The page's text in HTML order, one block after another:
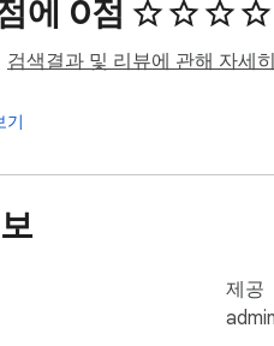
에 0점
검색결과 및 리뷰에 관해 자세
기
제공